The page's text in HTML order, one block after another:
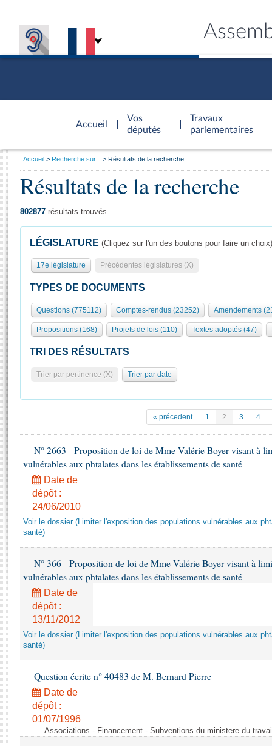
Accueil
d'accueil
Vos
députés
Travaux
parlementaires
Présidence
577 députés
Groupes politiques
Séance publique
Commissions et autres organes
Europe et International
Pétitions
Projets de loi
Propositions de loi
Amendements
Textes adoptés
Rapports d'information
Rapports d'enquête
Rapports législatifs
Rapports sur l'application des lois
Baromètre de l’application des lois
Budget et sécurité sociale
Général
Rôle et pouvoirs de l'Assemblée
Organisation de l'Assemblée
Présidence Conférence des Présidents Bureau Collège des
Statistiques et chiffres clés
( Constitution | Règlement de l'Assemblée ... )
Juniors
Anciennes législatures
Liens vers les sites publics
Visiter l'Assemblée
Visite virtuelle du palais Bourbon
Assister à une séance
Contacts et plan d'accès
Photos libres de droit
Vous
Accueil Recherche sur... Résultats de la recherche
Résultats de la recherche
802877 résultats trouvés
LÉGISLATURE (Cliquez sur l'un des boutons pour faire un choix)
17e législature Précédentes législatures (X)
TYPES DE DOCUMENTS
Questions (775112) Comptes-rendus (23252) Amendements
Propositions (168) Projets de lois (110) Textes adoptés (47)
TRI DES RÉSULTATS
Trier par pertinence (X) Trier par date
« précedent 1 2 3 4
N° 2663 - Proposition de loi de Mme Valérie Boyer visant à
vulnérables aux phtalates dans les établissements de santé
Date de
dépôt :
24/06/2010
Voir le dossier (Limiter l'exposition des populations vulnérables aux
santé)
N° 366 - Proposition de loi de Mme Valérie Boyer visant à
vulnérables aux phtalates dans les établissements de santé
Date de
dépôt :
13/11/2012
Voir le dossier (Limiter l'exposition des populations vulnérables aux
santé)
Question écrite n° 40483 de M. Bernard Pierre
Date de
dépôt :
01/07/1996
Associations - Financement - Subventions du ministere du